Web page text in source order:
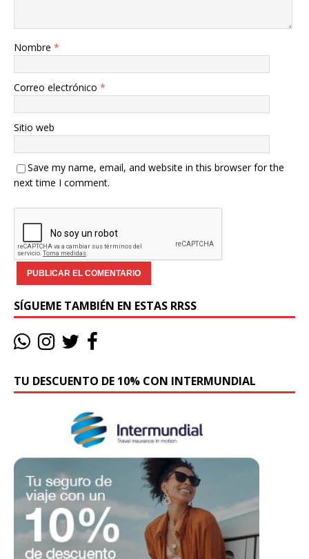
Nombre *
Correo electrónico *
Sitio web
Save my name, email, and website in this browser for the
next time I comment.
SÍGUEME TAMBIÉN EN ESTAS RRSS
TU DESCUENTO DE 10% CON INTERMUNDIAL